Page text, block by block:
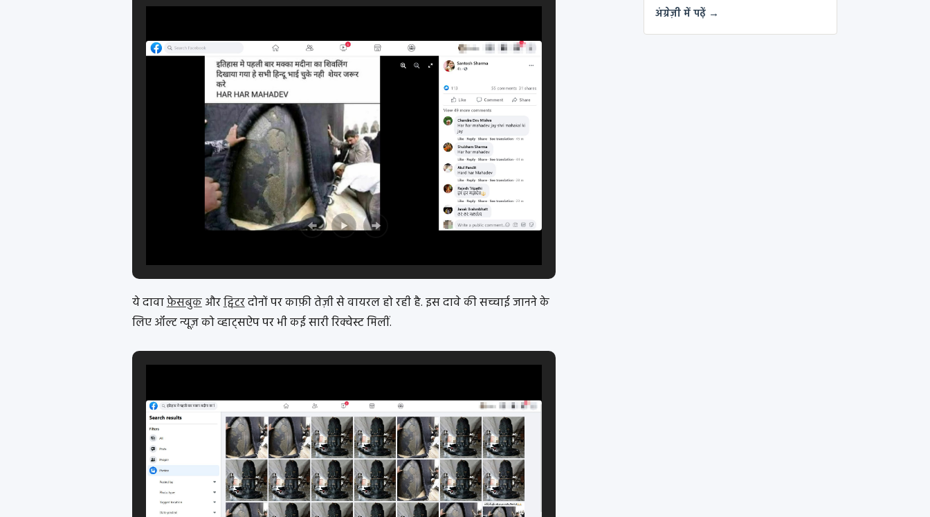
ये दावाफ़ेसबुकऔरट्विटरदोनों पर काफ़ी तेज़ी से वायरल हो रही है. इस दावे की सच्चाई जानने के
लिए ऑल्ट न्यूज़ को व्हाट्सऐप पर भी कई सारी रिक्वेस्ट मिलीं.
अंग्रेज़ी में पढ़ें →